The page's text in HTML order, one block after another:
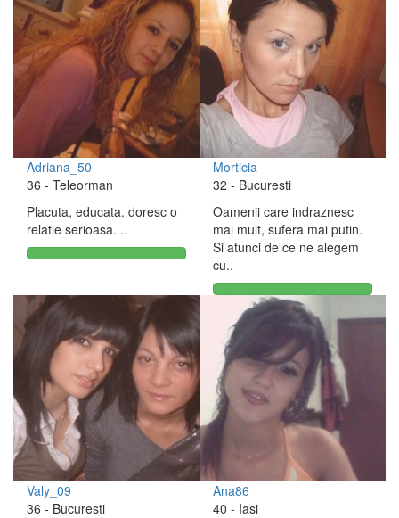
Adriana_50
36 - Teleorman
Placuta, educata. doresc o
relatie serioasa. ..
Morticia
32 - Bucuresti
Oamenii care indraznesc
mai mult, sufera mai putin.
Si atunci de ce ne alegem
cu..
Valy_09
36 - Bucuresti
Ana86
40 - Iasi